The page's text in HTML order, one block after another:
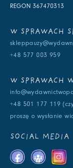
REGON 367470313
W SPRAWACH
+48 577 003 959
W SPRAWACH
+48 501 177 119
proszę o wysłanie
SOCIAL MEDIA